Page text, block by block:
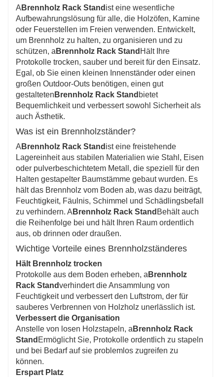
A Brennholz Rack Stand ist eine wesentliche
Aufbewahrungslösung für alle, die Holzöfen, Kamine
oder Feuerstellen im Freien verwenden. Entwickelt,
um Brennholz zu halten, zu organisieren und zu
schützen, a Brennholz Rack Stand Hält Ihre
Protokolle trocken, sauber und bereit für den Einsatz.
Egal, ob Sie einen kleinen Innenständer oder einen
großen Outdoor-Outs benötigen, einen gut
gestalteten Brennholz Rack Stand bietet
Bequemlichkeit und verbessert sowohl Sicherheit als
auch Ästhetik.
Was ist ein Brennholzständer?
A Brennholz Rack Stand ist eine freistehende
Lagereinheit aus stabilen Materialien wie Stahl, Eisen
oder pulverbeschichtetem Metall, die speziell für den
Halten gestapelter Baumstämme gebaut wurden. Es
hält das Brennholz vom Boden ab, was dazu beiträgt,
Feuchtigkeit, Fäulnis, Schimmel und Schädlingsbefall
zu verhindern. A Brennholz Rack Stand Behält auch
die Reihenfolge bei und hält Ihren Raum ordentlich
aus, ob drinnen oder draußen.
Wichtige Vorteile eines Brennholzständeres
Hält Brennholz trocken
Protokolle aus dem Boden erheben, a Brennholz
Rack Standverhindert die Ansammlung von
Feuchtigkeit und verbessert den Luftstrom, der für
sauberes Verbrennen von Holzholz unerlässlich ist.
Verbessert die Organisation
Anstelle von losen Holzstapeln, a Brennholz Rack
Stand Ermöglicht Sie, Protokolle ordentlich zu stapeln
und bei Bedarf auf sie problemlos zugreifen zu
können.
Erspart Platz